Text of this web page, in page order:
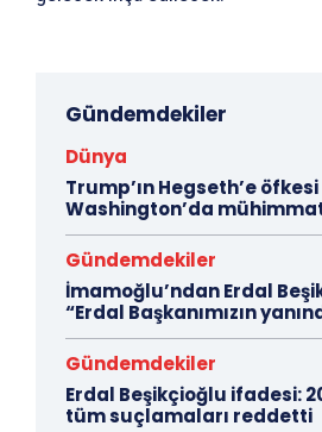
Gündemdekiler
Dünya
Trump’ın Hegseth’e
Washington’da
Gündemdekiler
İmamoğlu’ndan Erdal
“Erdal Başkanımızın
Gündemdekiler
Erdal Beşikçioğlu ifadesi:
tüm suçlamaları reddetti